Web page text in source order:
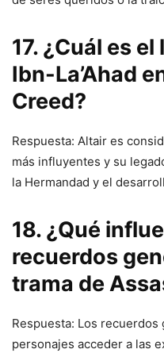
17. ¿Cuál es
Ibn-La’Ahad
Creed?
Respuesta: Altair es
más influyentes y su
la Hermandad y el
18. ¿Qué
recuerdos
trama de
Respuesta: Los
personajes acceder a las